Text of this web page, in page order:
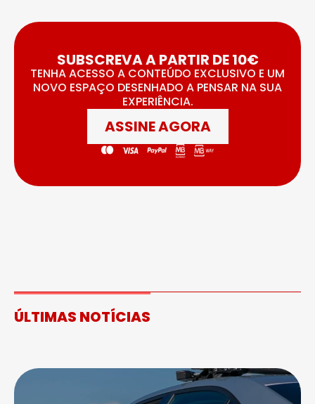
SUBSCREVA A PARTIR DE 10€
TENHA ACESSO A CONTEÚDO EXCLUSIVO E UM
NOVO ESPAÇO DESENHADO A PENSAR NA SUA
EXPERIÊNCIA.
ASSINE AGORA
ÚLTIMAS NOTÍCIAS